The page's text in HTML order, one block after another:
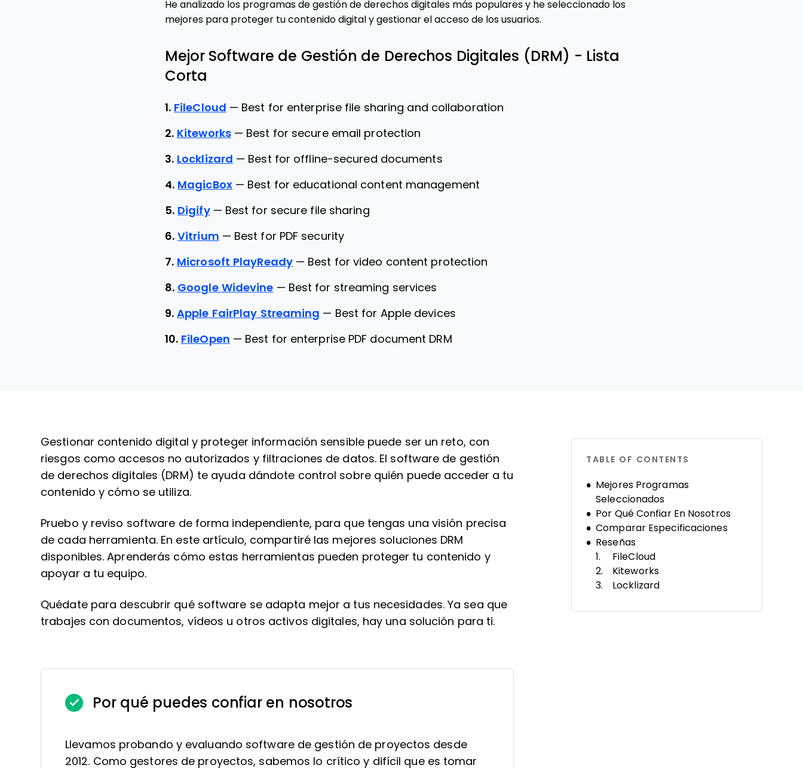
He analizado los programas de gestión de derechos digitales más populares y he seleccionado los
mejores para proteger tu contenido digital y gestionar el acceso de los usuarios.
Mejor Software de Gestión de Derechos Digitales (DRM) - Lista
Corta
1. FileCloud — Best for enterprise file sharing and collaboration
2. Kiteworks — Best for secure email protection
3. Locklizard — Best for offline-secured documents
4. MagicBox — Best for educational content management
5. Digify — Best for secure file sharing
6. Vitrium — Best for PDF security
7. Microsoft PlayReady — Best for video content protection
8. Google Widevine — Best for streaming services
9. Apple FairPlay Streaming — Best for Apple devices
10. FileOpen — Best for enterprise PDF document DRM
Gestionar contenido digital y proteger información sensible puede ser un reto, con
riesgos como accesos no autorizados y filtraciones de datos. El software de gestión
de derechos digitales (DRM) te ayuda dándote control sobre quién puede acceder a tu
contenido y cómo se utiliza.
Pruebo y reviso software de forma independiente, para que tengas una visión precisa
de cada herramienta. En este artículo, compartiré las mejores soluciones DRM
disponibles. Aprenderás cómo estas herramientas pueden proteger tu contenido y
apoyar a tu equipo.
Quédate para descubrir qué software se adapta mejor a tus necesidades. Ya sea que
trabajes con documentos, vídeos u otros activos digitales, hay una solución para ti.
Por qué puedes confiar en nosotros
Llevamos probando y evaluando software de gestión de proyectos desde
2012. Como gestores de proyectos, sabemos lo crítico y difícil que es tomar
TABLE OF CONTENTS
Mejores Programas
Seleccionados
Por Qué Confiar En Nosotros
Comparar Especificaciones
Reseñas
FileCloud
Kiteworks
Locklizard
Digify